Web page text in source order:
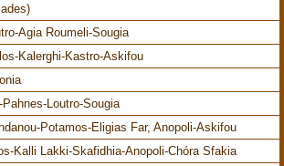
Agia Roumeli-Sougia
Kalerghi-Kastro-Askifou
Loutro-Sougia
Potamos-Eligias Far, Anopoli-Askifou
Kalli Lakki-Skafidhia-Anopoli-Chóra Sfakia